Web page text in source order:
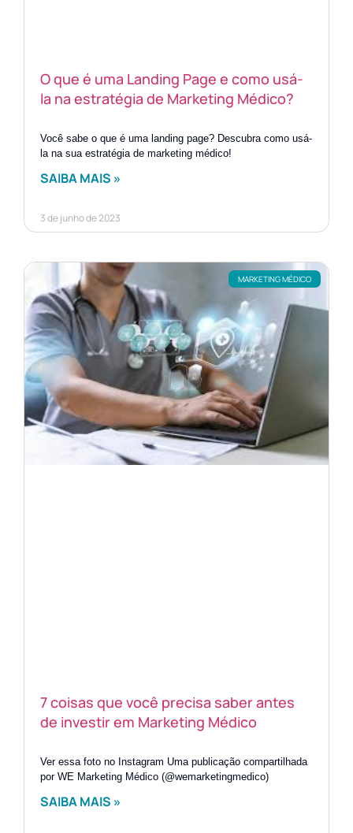
O que é uma Landing Page e como usá-
la na estratégia de Marketing Médico?
Você sabe o que é uma landing page? Descubra como usá-
la na sua estratégia de marketing médico!
SAIBA MAIS »
3 de junho de 2023
MARKETING MÉDICO
7 coisas que você precisa saber antes
de investir em Marketing Médico
Ver essa foto no Instagram Uma publicação compartilhada
por WE Marketing Médico (@wemarketingmedico)
SAIBA MAIS »